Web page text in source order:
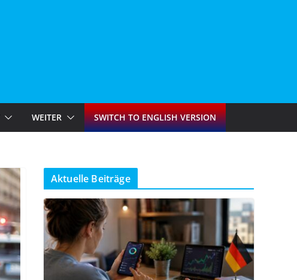
WEITER SWITCH TO ENGLISH VERSION
Aktuelle Beiträge